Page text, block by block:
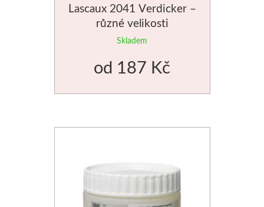
Lascaux 2041 Verdicker –
různé velikosti
Skladem
od 187 Kč